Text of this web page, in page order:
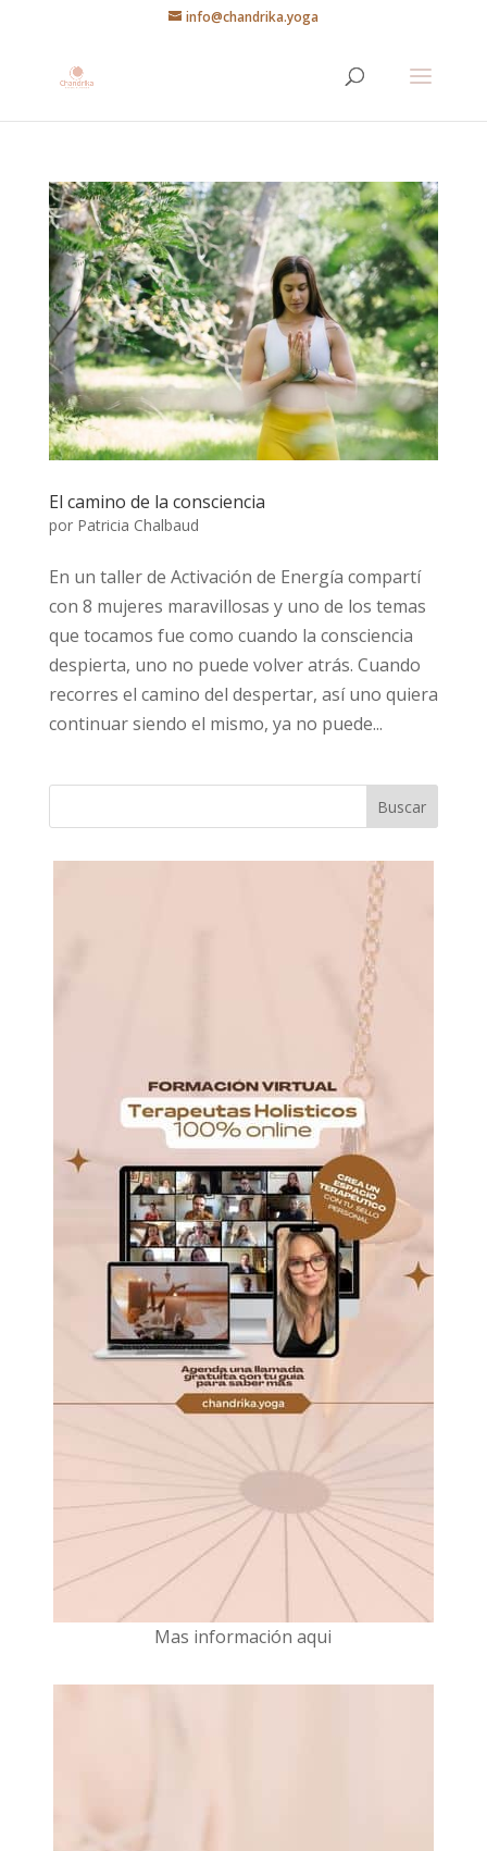
info@chandrika.yoga
El camino de la consciencia
por Patricia Chalbaud
En un taller de Activación de Energía compartí
con 8 mujeres maravillosas y uno de los temas
que tocamos fue como cuando la consciencia
despierta, uno no puede volver atrás. Cuando
recorres el camino del despertar, así uno quiera
continuar siendo el mismo, ya no puede...
Mas información aqui